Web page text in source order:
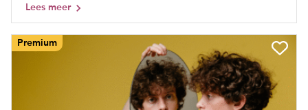
Lees meer
Premium